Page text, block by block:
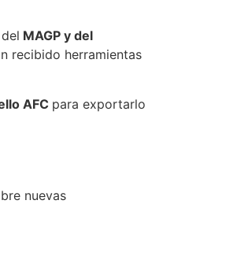
MAGP y del
recibido herramientas
AFC para exportarlo
nuevas